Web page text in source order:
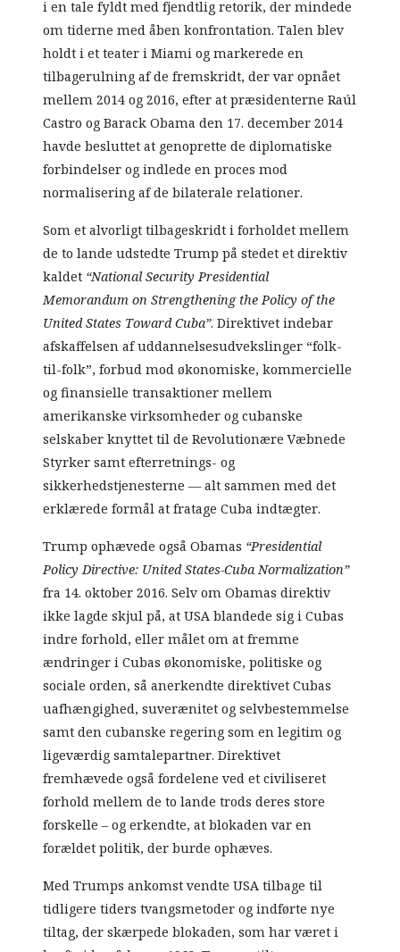
i en tale fyldt med fjendtlig retorik, der mindede
om tiderne med åben konfrontation. Talen blev
holdt i et teater i Miami og markerede en
tilbagerulning af de fremskridt, der var opnået
mellem 2014 og 2016, efter at præsidenterne Raúl
Castro og Barack Obama den 17. december 2014
havde besluttet at genoprette de diplomatiske
forbindelser og indlede en proces mod
normalisering af de bilaterale relationer.
Som et alvorligt tilbageskridt i forholdet mellem
de to lande udstedte Trump på stedet et direktiv
kaldet “National Security Presidential
Memorandum on Strengthening the Policy of the
United States Toward Cuba”. Direktivet indebar
afskaffelsen af uddannelsesudvekslinger “folk-
til-folk”, forbud mod økonomiske, kommercielle
og finansielle transaktioner mellem
amerikanske virksomheder og cubanske
selskaber knyttet til de Revolutionære Væbnede
Styrker samt efterretnings- og
sikkerhedstjenesterne — alt sammen med det
erklærede formål at fratage Cuba indtægter.
Trump ophævede også Obamas “Presidential
Policy Directive: United States-Cuba Normalization”
fra 14. oktober 2016. Selv om Obamas direktiv
ikke lagde skjul på, at USA blandede sig i Cubas
indre forhold, eller målet om at fremme
ændringer i Cubas økonomiske, politiske og
sociale orden, så anerkendte direktivet Cubas
uafhængighed, suverænitet og selvbestemmelse
samt den cubanske regering som en legitim og
ligeværdig samtalepartner. Direktivet
fremhævede også fordelene ved et civiliseret
forhold mellem de to lande trods deres store
forskelle – og erkendte, at blokaden var en
forældet politik, der burde ophæves.
Med Trumps ankomst vendte USA tilbage til
tidligere tiders tvangsmetoder og indførte nye
tiltag, der skærpede blokaden, som har været i